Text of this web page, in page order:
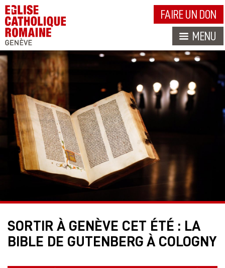
FAIRE UN DON
MENU
SORTIR À GENÈVE CET ÉTÉ : LA
BIBLE DE GUTENBERG À COLOGNY